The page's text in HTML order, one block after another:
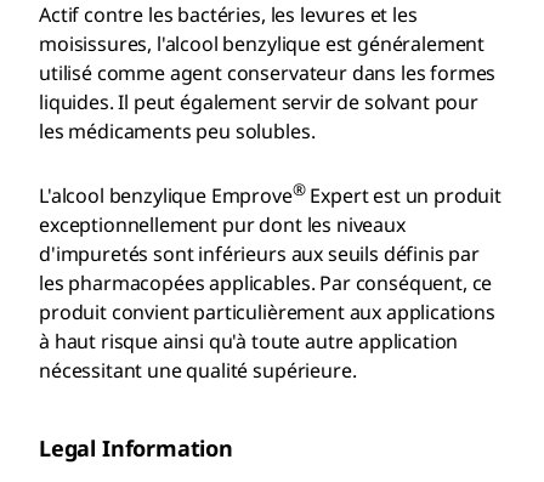
Actif contre les bactéries, les levures et les
moisissures, l'alcool benzylique est généralement
utilisé comme agent conservateur dans les formes
liquides. Il peut également servir de solvant pour
les médicaments peu solubles.
L'alcool benzylique Emprove®Expert est un produit
exceptionnellement pur dont les niveaux
d'impuretés sont inférieurs aux seuils définis par
les pharmacopées applicables. Par conséquent, ce
produit convient particulièrement aux applications
à haut risque ainsi qu'à toute autre application
nécessitant une qualité supérieure.
Legal Information